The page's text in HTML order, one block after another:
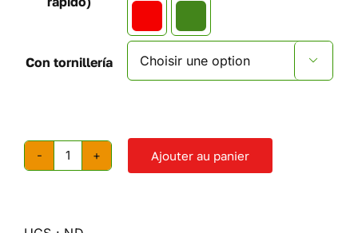
Con tornillería 
quantité
d'escalade
Ajouter au panier